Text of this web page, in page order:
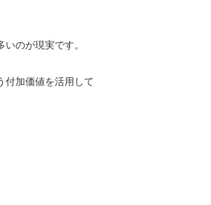
のが現実です。
付加価値を活用して